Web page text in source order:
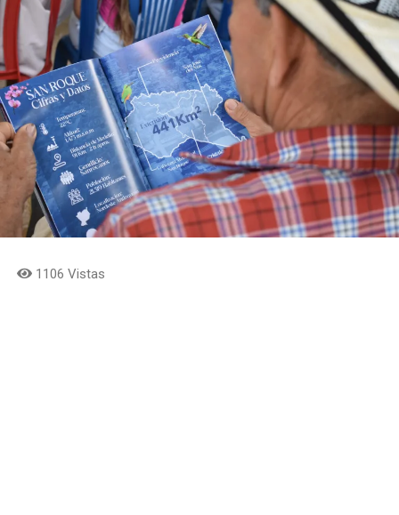
1106 Vistas